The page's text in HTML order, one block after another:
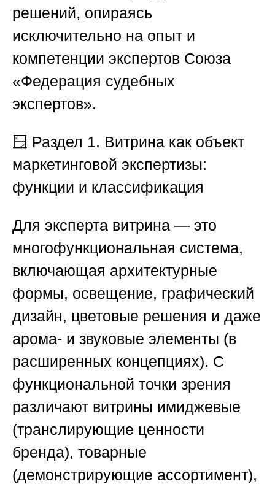
решений, опираясь
исключительно на опыт и
компетенции экспертов Союза
«Федерация судебных
экспертов».
🪟 Раздел 1. Витрина как объект
маркетинговой экспертизы:
функции и классификация
Для эксперта витрина — это
многофункциональная система,
включающая архитектурные
формы, освещение, графический
дизайн, цветовые решения и даже
арома- и звуковые элементы (в
расширенных концепциях). С
функциональной точки зрения
различают витрины имиджевые
(транслирующие ценности
бренда), товарные
(демонстрирующие ассортимент),